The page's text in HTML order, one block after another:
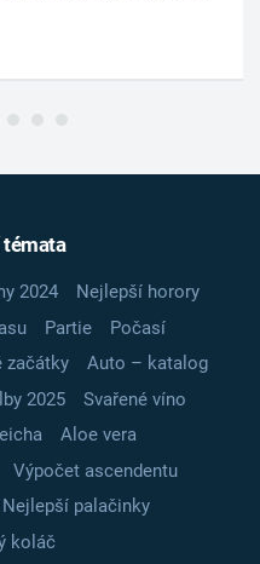
2024
Nejlepší horory
Partie
Počasí
začátky
Auto – katalog
2025
Svařené víno
Aloe vera
Výpočet ascendentu
Nejlepší palačinky
koláč